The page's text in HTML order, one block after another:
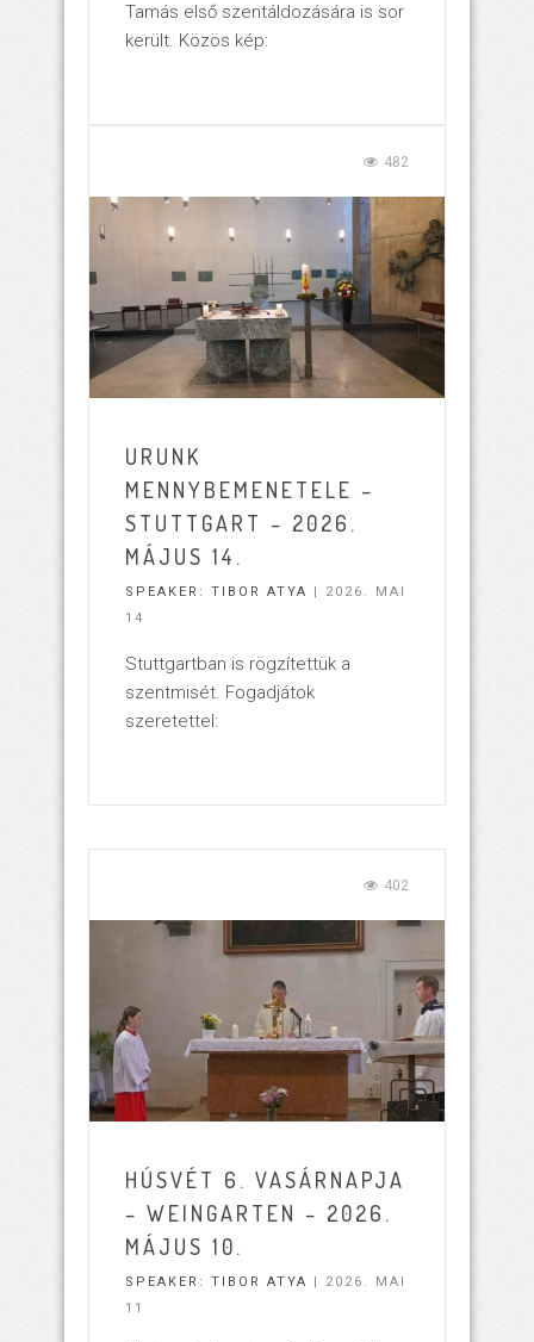
Tamás első szentáldozására is sor
került. Közös kép:
482
URUNK
MENNYBEMENETELE –
STUTTGART – 2026.
MÁJUS 14.
SPEAKER: TIBOR ATYA
| 2026. MAI
14
Stuttgartban is rögzítettük a
szentmisét. Fogadjátok
szeretettel:
402
HÚSVÉT 6. VASÁRNAPJA
– WEINGARTEN – 2026.
MÁJUS 10.
SPEAKER: TIBOR ATYA
| 2026. MAI
11